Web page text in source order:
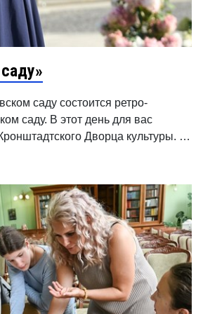
саду состоится ретро-
саду. В этот день для вас
Дворца культуры. …